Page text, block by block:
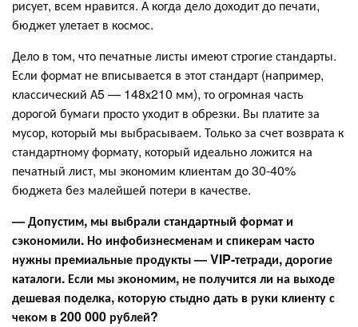
рисует, всем нравится. А когда дело доходит до печати,
бюджет улетает в космос.
Дело в том, что печатные листы имеют строгие стандарты.
Если формат не вписывается в этот стандарт (например,
классический А5 — 148х210 мм), то огромная часть
дорогой бумаги просто уходит в обрезки. Вы платите за
мусор, который мы выбрасываем. Только за счет возврата к
стандартному формату, который идеально ложится на
печатный лист, мы экономим клиентам до 30-40%
бюджета без малейшей потери в качестве.
— Допустим, мы выбрали стандартный формат и
сэкономили. Но инфобизнесменам и спикерам часто
нужны премиальные продукты — VIP-тетради, дорогие
каталоги. Если мы экономим, не получится ли на выходе
дешевая поделка, которую стыдно дать в руки клиенту с
чеком в 200 000 рублей?